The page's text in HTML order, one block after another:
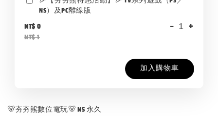
NS）及PC離線版
NT$ 0
NT$ 1
- +
加入購物車
🐻夯夯熊數位電玩🐻 NS 永久